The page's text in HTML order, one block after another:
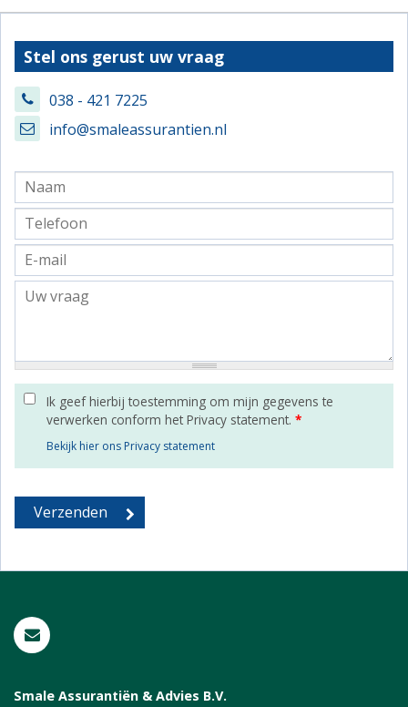
Stel ons gerust uw vraag
038 - 421 7225
info@smaleassurantien.nl
Ik geef hierbij toestemming om mijn gegevens te
verwerken conform het Privacy statement. *
Bekijk hier ons Privacy statement
Smale Assurantiën & Advies B.V.